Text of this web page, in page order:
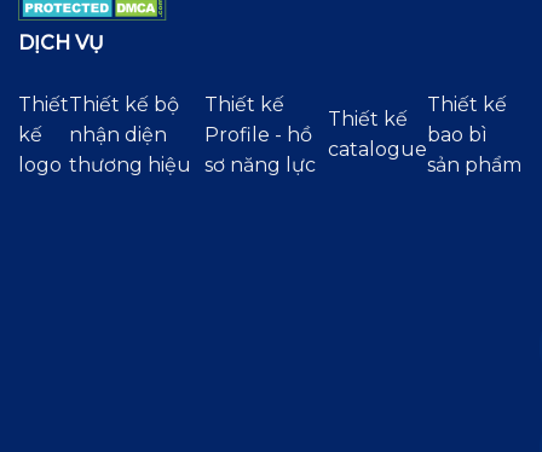
DỊCH VỤ
Thiết
kế
logo
Thiết kế bộ
nhận diện
thương hiệu
Thiết kế
Profile - hồ
sơ năng lực
Thiết kế
catalogue
Thiết kế
bao bì
sản phẩm